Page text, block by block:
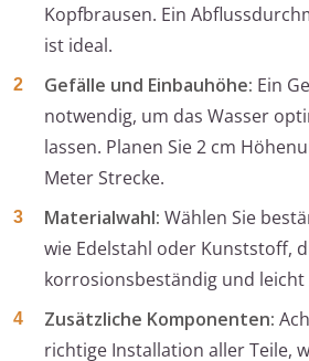
Kopfbrausen. Ein
ist ideal.
Gefälle und Einbauhöhe: Ein
notwendig, um das Wasser
lassen. Planen Sie 2 cm
Meter Strecke.
Materialwahl: Wählen Sie
wie Edelstahl oder Kunststoff,
korrosionsbeständig und leicht
Zusätzliche Komponenten:
richtige Installation aller Teile,